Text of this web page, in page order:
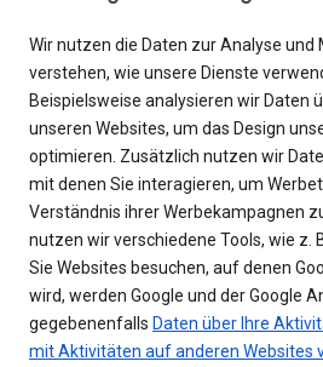
Wir nutzen die Daten zur Analyse und
verstehen, wie unsere Dienste
Beispielsweise analysieren wir Daten
unseren Websites, um das Design
optimieren. Zusätzlich nutzen wir
mit denen Sie interagieren, um
Verständnis ihrer Werbekampagnen
nutzen wir verschiedene Tools, wie z.
Sie Websites besuchen, auf denen
wird, werden Google und der Google
gegebenenfalls Daten über Ihre
mit Aktivitäten auf anderen Websites